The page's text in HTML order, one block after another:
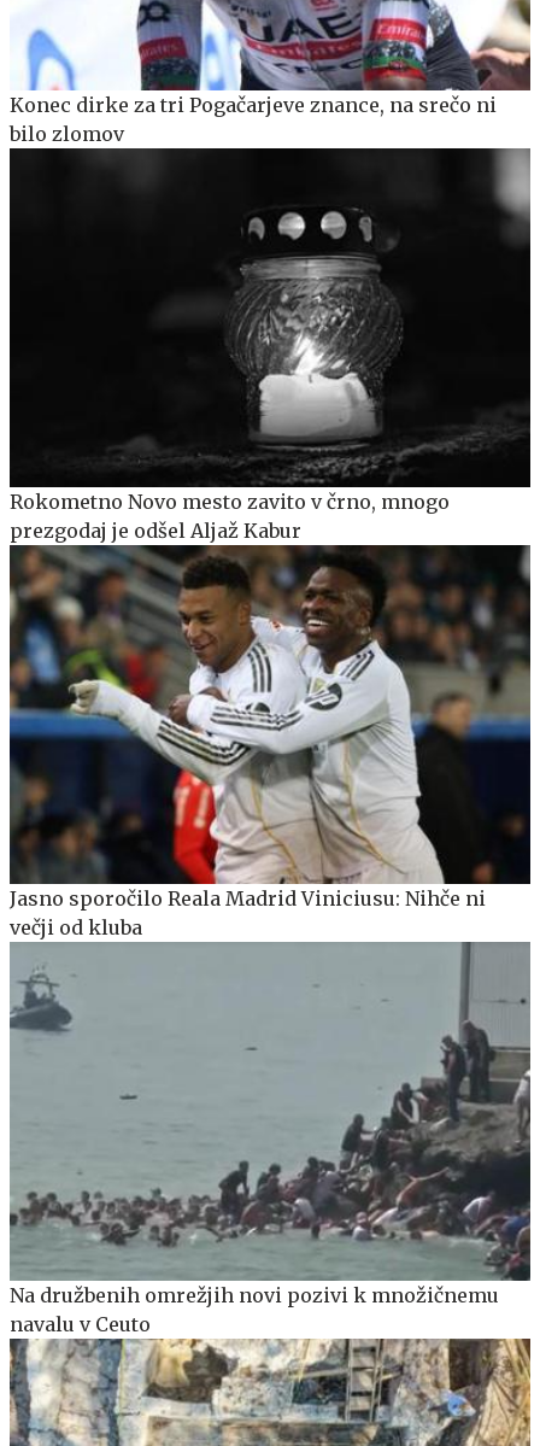
Konec dirke za tri Pogačarjeve znance, na srečo ni
bilo zlomov
Rokometno Novo mesto zavito v črno, mnogo
prezgodaj je odšel Aljaž Kabur
Jasno sporočilo Reala Madrid Viniciusu: Nihče ni
večji od kluba
Na družbenih omrežjih novi pozivi k množičnemu
navalu v Ceuto